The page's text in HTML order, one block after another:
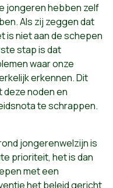
jongeren hebben zelf
Als zij zeggen dat
is niet aan de schepen
stap is dat
waar onze
erkennen. Dit
noden en
te schrappen.
jongerenwelzijn is
prioriteit, het is dan
met een
het beleid gericht